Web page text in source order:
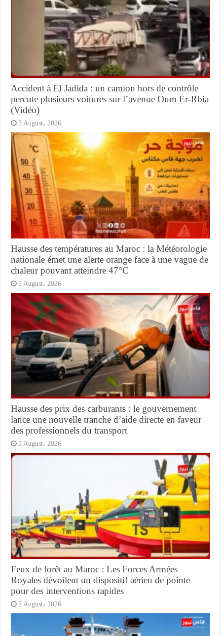
Accident à El Jadida : un camion hors de contrôle
percute plusieurs voitures sur l’avenue Oum Er-Rbia
(Vidéo)
5 August، 2026
Hausse des températures au Maroc : la Météorologie
nationale émet une alerte orange face à une vague de
chaleur pouvant atteindre 47°C
5 August، 2026
Hausse des prix des carburants : le gouvernement
lance une nouvelle tranche d’aide directe en faveur
des professionnels du transport
5 August، 2026
Feux de forêt au Maroc : Les Forces Armées
Royales dévoilent un dispositif aérien de pointe
pour des interventions rapides
5 August، 2026